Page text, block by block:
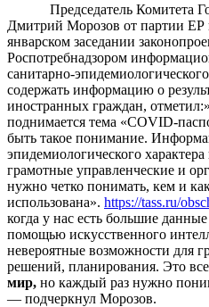
Председатель Комитета
Дмитрий Морозов от партии ЕР
январском заседании
Роспотребнадзором
санитарно-
содержать информацию о
иностранных граждан,
поднимается тема «COVID-
быть такое понимание.
эпидемиологического
грамотные управленческие и
нужно четко понимать, кем и
использована». https://tass.ru/
когда у нас есть большие
помощью искусственного
невероятные возможности для
решений, планирования. Это
мир, но каждый раз нужно
— подчеркнул Морозов.